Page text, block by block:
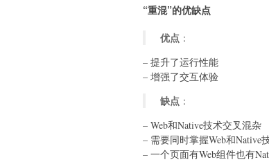
“重混”的优缺点
优点 ：
– 提升了运行性能
– 增强了交互体验
缺点 ：
– Web和Native技术交叉混杂
– 需要同时掌握Web和Native
– 一个页面有Web组件也有